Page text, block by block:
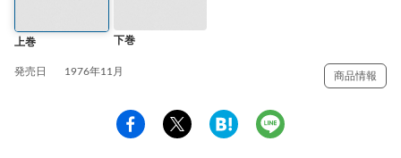
上巻 下巻
発売日 1976年11月 商品情報